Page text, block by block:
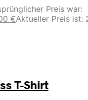
Preis war:
€Aktueller Preis ist:
T-Shirt